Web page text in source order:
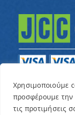
Χρησιμοποιούμε
προσφέρουμε την
τις προτιμήσεις
© Copyright